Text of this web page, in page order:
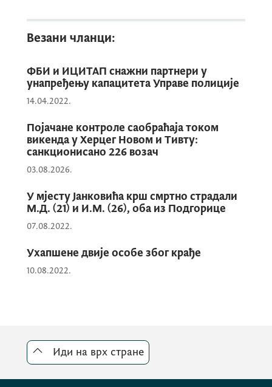
Приликом спровођења активности,
из члана 67 став 1 тачка 1 Закона о
граничној контроли издали шест
прекршајних налога држављанима Босне и
Херцеговине, који се односе на прелазак
државне границе ван граничног прелаза
или покушај преласка границе без
посједовања важеће путне односно друге
исправе прописане за прелазак државне
границе, као и прелазак границе супротно
његовој намјени.
Везани чланци:
ФБИ и ИЦИТАП снажни партнери у
унапређењу капацитета Управе полиције
14.04.2022.
Појачане контроле саобраћаја током
викенда у Херцег Новом и Тивту:
санкционисано 226 возач
03.08.2026.
У мјесту Јанковића крш смртно страдали
М.Д. (21) и И.М. (26), оба из Подгорице
07.08.2022.
Ухапшене двије особе због крађе
10.08.2022.
Иди на врх стране